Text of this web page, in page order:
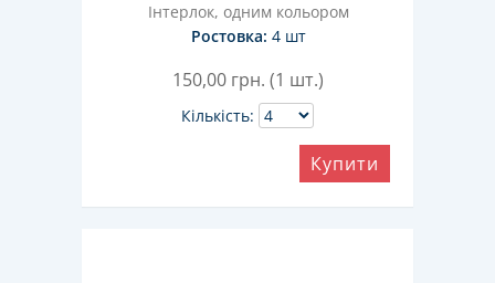
Інтерлок, одним кольором
Ростовка: 4 шт
150,00 грн. (1 шт.)
Кількість:
Купити